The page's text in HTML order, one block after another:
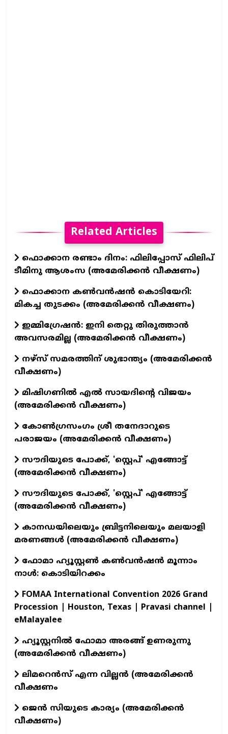
Related Articles
ഫൊക്കാന രണ്ടാം ദിനം: ഫിലിപ്പോസ് ഫിലിപ്
ടീമിനു ആശംസ (അമേരിക്കൻ വീക്ഷണം)
ഫൊക്കാന കൺവൻഷൻ കൊടിയേറി:
മികച്ച തുടക്കം (അമേരിക്കൻ വീക്ഷണം)
ഇമ്മിഗ്രേഷൻ: ഇനി തെറ്റു തിരുത്താൻ
അവസരമില്ല (അമേരിക്കൻ വീക്ഷണം)
നഴ്സ് സമരത്തിന് ശുഭാന്ത്യം (അമേരിക്കൻ
വീക്ഷണം)
മിഷിഗണിൽ എൽ സായദിന്റെ വിജയം
(അമേരിക്കൻ വീക്ഷണം)
കോൺഗ്രസംഗം ശ്രീ തനേദാറുടെ
പരാജയം (അമേരിക്കൻ വീക്ഷണം)
സൗദിയുടെ പോക്ക്, 'സ്റ്റെപ്' എങ്ങോട്ട്
(അമേരിക്കൻ വീക്ഷണം)
സൗദിയുടെ പോക്ക്, 'സ്റ്റെപ്' എങ്ങോട്ട്
(അമേരിക്കൻ വീക്ഷണം)
കാനഡയിലെയും ബ്രിട്ടനിലെയും മലയാളി
മരണങ്ങൾ (അമേരിക്കൻ വീക്ഷണം)
ഫോമാ ഹ്യൂസ്റ്റൺ കൺവൻഷൻ മൂന്നാം
നാൾ: കൊടിയിറക്കം
FOMAA International Convention 2026 Grand
Procession | Houston, Texas | Pravasi channel |
eMalayalee
ഹ്യൂസ്റ്റനിൽ ഫോമാ അരങ്ങ് ഉണരുന്നു
(അമേരിക്കൻ വീക്ഷണം)
ലിമറെൻസ് എന്ന വില്ലൻ (അമേരിക്കൻ
വീക്ഷണം
ജെൻ സിയുടെ കാര്യം (അമേരിക്കൻ
വീക്ഷണം)